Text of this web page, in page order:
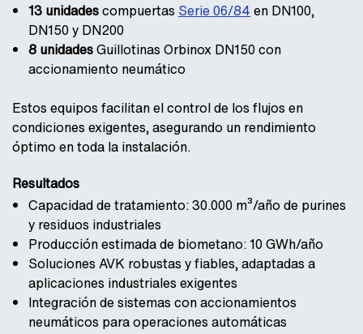
13 unidadescompuertas Serie 06/84 en DN100,
DN150 y DN200
8 unidadesGuillotinas Orbinox DN150 con
accionamiento neumático
Estos equipos facilitan el control de los flujos en
condiciones exigentes, asegurando un rendimiento
óptimo en toda la instalación.
Resultados
Capacidad de tratamiento: 30.000 m³/año de purines
y residuos industriales
Producción estimada de biometano: 10 GWh/año
Soluciones AVK robustas y fiables, adaptadas a
aplicaciones industriales exigentes
Integración de sistemas con accionamientos
neumáticos para operaciones automáticas